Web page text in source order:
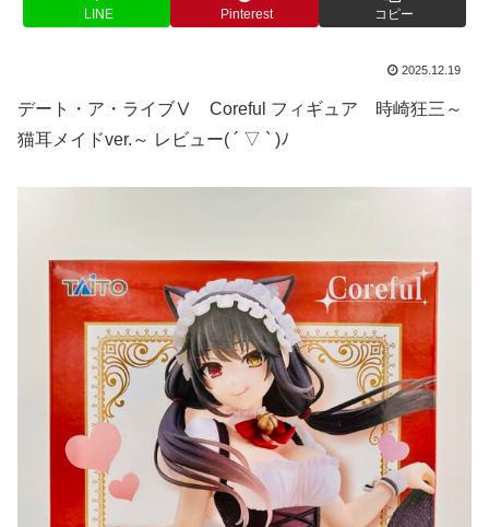
LINE Pinterest コピー
2025.12.19
デート・ア・ライブⅤ Coreful フィギュア 時崎狂三～
猫耳メイドver.～ レビュー( ´ ▽ ` )ﾉ